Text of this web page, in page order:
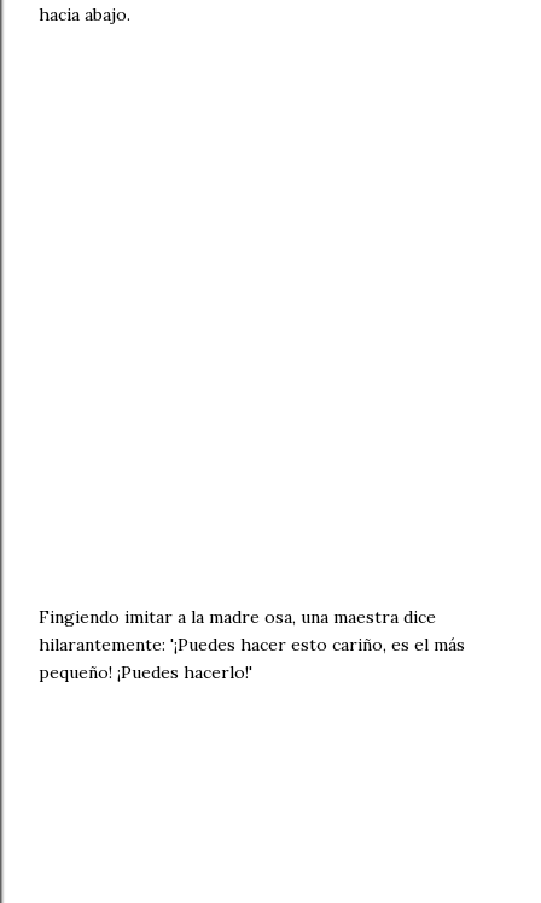
hacia abajo.
Fingiendo imitar a la madre osa, una maestra dice
hilarantemente: '¡Puedes hacer esto cariño, es el más
pequeño! ¡Puedes hacerlo!'